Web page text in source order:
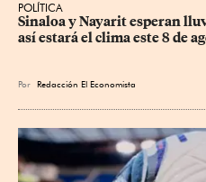
POLÍTICA
Sinaloa y Nayarit esperan
así estará el clima este 8 de
Por Redacción El Economista